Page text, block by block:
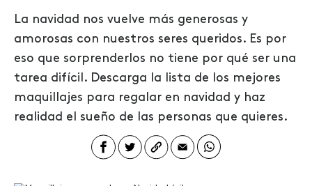
La navidad nos vuelve más generosas y
amorosas con nuestros seres queridos. Es por
eso que sorprenderlos no tiene por qué ser una
tarea difícil. Descarga la lista de los mejores
maquillajes para regalar en navidad y haz
realidad el sueño de las personas que quieres.